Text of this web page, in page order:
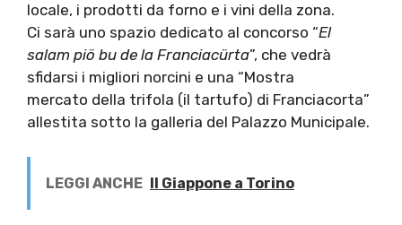
locale, i prodotti da forno e i vini della zona.
Ci sarà uno spazio dedicato al concorso “El
salam piö bu de la Franciacürta”, che vedrà
sfidarsi i migliori norcini e una “Mostra
mercato della trifola (il tartufo) di Franciacorta”
allestita sotto la galleria del Palazzo Municipale.
LEGGI ANCHE Il Giappone a Torino